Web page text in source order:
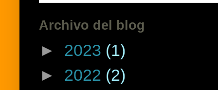
Archivo del blog
► 2023 (1)
► 2022 (2)